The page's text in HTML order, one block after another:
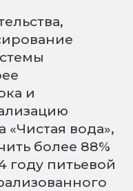
и
«Чистая вода»,
более 88%
году питьевой